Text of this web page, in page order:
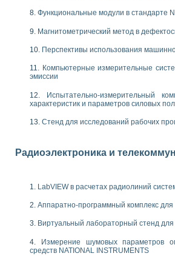
неиндустриальных камер в
эффективности систем управления в
стенда по измерению профиля зеркальной
нелинейных резистивных цепей
WORKBENCH-MULTISIM для
«Цифровые вычислительные
ИНС на основе LabVIEW
течения в расширяющемся канале
интерфейсов обмена по протоколам RS232 и
адиабатического расширения газов
переходных характеристик
результатов измерительного экспримента
Назначение. Состав. Возможности
Функциональные модули в стандарте
Магнитометрический метод в
Перспективы использования
Компьютерные измерительные
эмиссии
Испытательно-измерительный
характеристик и параметров силовых
Стенд для исследований рабочих
Радиоэлектроника и
LabVIEW в расчетах радиолиний
Аппаратно-программный комплекс
Виртуальный лабораторный стенд
Измерение шумовых параметров
средств NATIONAL INSTRUMENTS